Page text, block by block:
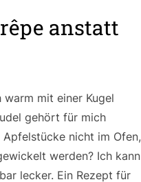
anstatt
mit einer Kugel
gehört für mich
nicht im Ofen,
werden? Ich kann
lecker. Ein Rezept für